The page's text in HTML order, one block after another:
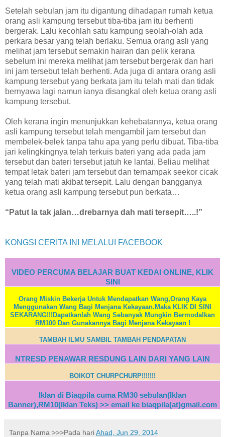
Setelah sebulan jam itu digantung dihadapan rumah ketua
orang asli kampung tersebut tiba-tiba jam itu berhenti
bergerak. Lalu kecohlah satu kampung seolah-olah ada
perkara besar yang telah berlaku. Semua orang asli yang
melihat jam tersebut semakin hairan dan pelik kerana
sebelum ini mereka melihat jam tersebut bergerak dan hari
ini jam tersebut telah berhenti. Ada juga di antara orang asli
kampung tersebut yang berkata jam itu telah mati dan tidak
bernyawa lagi namun ianya disangkal oleh ketua orang asli
kampung tersebut.
Oleh kerana ingin menunjukkan kehebatannya, ketua orang
asli kampung tersebut telah mengambil jam tersebut dan
membelek-belek tanpa tahu apa yang perlu dibuat. Tiba-tiba
jari kelingkingnya telah terkuis bateri yang ada pada jam
tersebut dan bateri tersebut jatuh ke lantai. Beliau melihat
tempat letak bateri jam tersebut dan ternampak seekor cicak
yang telah mati akibat tersepit. Lalu dengan bangganya
ketua orang asli kampung tersebut pun berkata…
“Patut la tak jalan…drebarnya dah mati tersepit…..!”
KONGSI CERITA INI MELALUI FACEBOOK
VIDEO PERCUMA BELAJAR BUAT KEDAI ONLINE, KLIK
SINI
Orang Miskin Bekerja Untuk Mendapatkan Wang,Orang Kaya
Menggunakan Wang Bagi Menjana Kekayaan.Maka KLIK DI SINI
SEKARANG!!!Dapatkanlah Wang Sebanyak Mungkin Bermodalkan
RM100 Dan Gunakannya Bagi Menjana Kekayaan !
TAMBAH ILMU SAMBIL TAMBAH PENDAPATAN
NTRESD PENAWAR RESDUNG LAIN DARI YANG LAIN
BOIKOT CHURPCHURP!!!!!!!
Iklan di Biaqpila cuma RM30 sebulan(Iklan
Banner),RM10(Iklan Teks) >> email ke biaqpila(at)gmail.com
Tanpa Nama >>>Pada hariAhad, Jun 29, 2014